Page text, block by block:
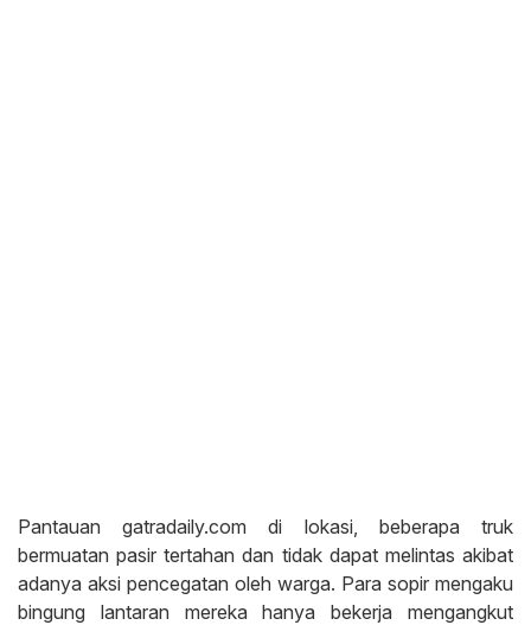
Pantauan gatradaily.com di lokasi, beberapa truk
bermuatan pasir tertahan dan tidak dapat melintas akibat
adanya aksi pencegatan oleh warga. Para sopir mengaku
bingung lantaran mereka hanya bekerja mengangkut